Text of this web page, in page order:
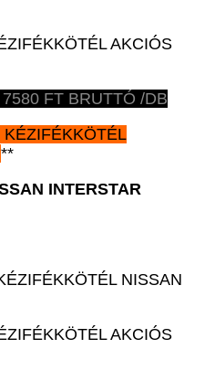
AKCIÓS
7580 FT BRUTTÓ /DB
KÉZIFÉKKÖTÉL
**
INTERSTAR
NISSAN
AKCIÓS